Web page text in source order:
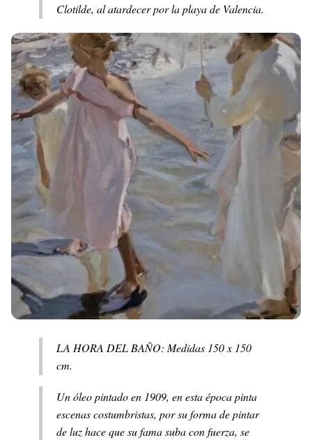
Clotilde, al atardecer por la playa de Valencia.
LA HORA DEL BAÑO: Medidas 150 x 150
cm.
Un óleo pintado en 1909, en esta época pinta
escenas costumbristas, por su forma de pintar
de luz hace que su fama suba con fuerza, se